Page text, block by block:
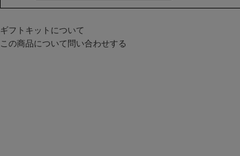
ギフトキットについて
この商品について問い合わせする